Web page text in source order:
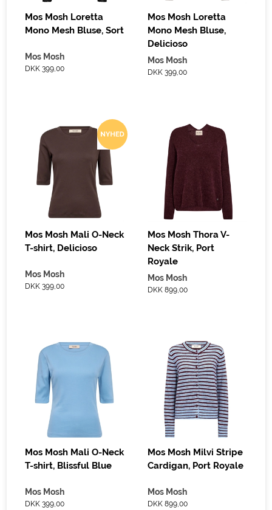
Mos Mosh Loretta
Mono Mesh Bluse, Sort
Mos Mosh
DKK 399,00
Mos Mosh Loretta
Mono Mesh Bluse,
Delicioso
Mos Mosh
DKK 399,00
Mos Mosh Mali O-Neck
T-shirt, Delicioso
Mos Mosh
DKK 399,00
Mos Mosh Thora V-
Neck Strik, Port
Royale
Mos Mosh
DKK 899,00
Mos Mosh Mali O-Neck
T-shirt, Blissful Blue
Mos Mosh
DKK 399,00
Mos Mosh Milvi Stripe
Cardigan, Port Royale
Mos Mosh
DKK 899,00